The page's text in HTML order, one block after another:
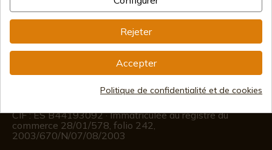
(+34)978 877 088
(+34)676 850 364
Informations sur le client
Du lundi au vendredi de 09h00 à 15h00
CIF : ES B44193092 · Immatriculée au registre du
commerce 28/01/578, folio 242,
2003/670/N/07/08/2003
Rejeter
Accepter
Politique de confidentialité et de cookies